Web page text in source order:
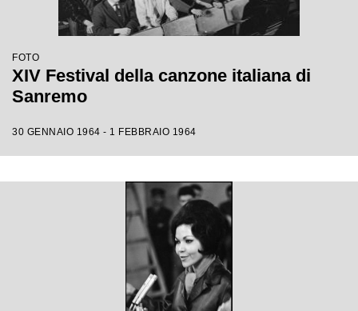
FOTO
XIV Festival della canzone italiana di
Sanremo
30 GENNAIO 1964 - 1 FEBBRAIO 1964